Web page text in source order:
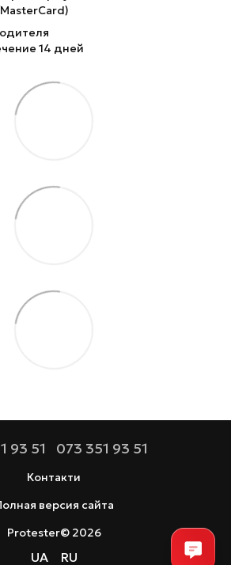
14 дней
93 51 073 351 93 51
Контакти
версия сайта
Protester© 2026
UA RU